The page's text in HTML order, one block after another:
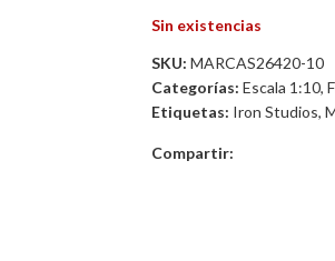
Sin existencias
SKU: MARCAS26420-10
Categorías: Escala 1:10,
Etiquetas: Iron Studios,
Compartir: